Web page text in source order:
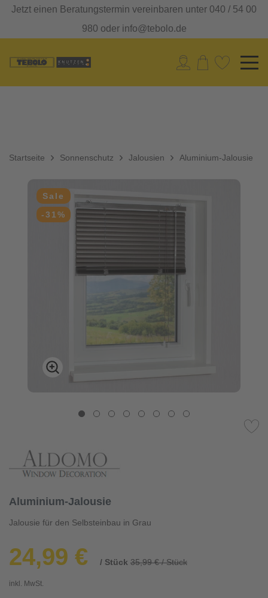
Jetzt einen Beratungstermin vereinbaren unter 040 / 54 00
980 oder info@tebolo.de
Startseite Sonnenschutz Jalousien Aluminium-Jalousie
Sale
-31%
Aluminium-Jalousie
Jalousie für den Selbsteinbau in Grau
24,99 € / Stück 35,99 € / Stück
inkl. MwSt.